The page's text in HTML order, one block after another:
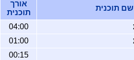
שם תוכנית
אורך
תוכנית
04:00
01:00
00:15